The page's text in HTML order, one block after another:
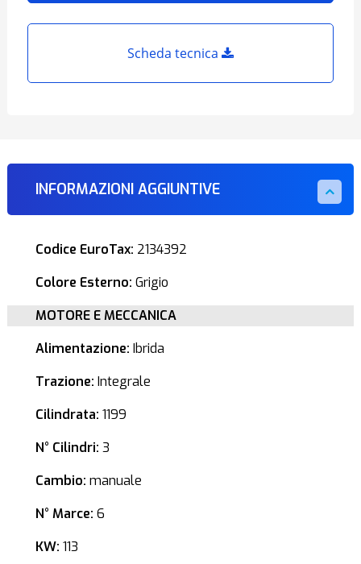
Scheda tecnica
INFORMAZIONI AGGIUNTIVE
Codice EuroTax: 2134392
Colore Esterno: Grigio
MOTORE E MECCANICA
Alimentazione: Ibrida
Trazione: Integrale
Cilindrata: 1199
N° Cilindri: 3
Cambio: manuale
N° Marce: 6
KW: 113